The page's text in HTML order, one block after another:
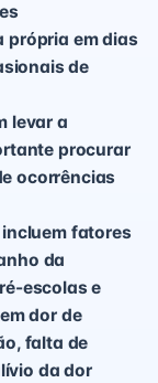
própria em dias
de
levar a
procurar
ocorrências
fatores
da
escolas e
dor de
falta de
da dor